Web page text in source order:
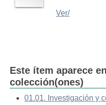
Ver/
Este ítem aparece
colección(ones)
01.01. Investigación y